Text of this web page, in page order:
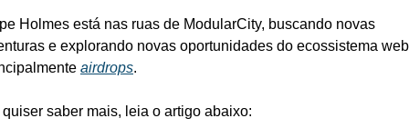
Holmes está nas ruas de ModularCity, buscando novas
e explorando novas oportunidades do ecossistema
airdrops.
saber mais, leia o artigo abaixo: